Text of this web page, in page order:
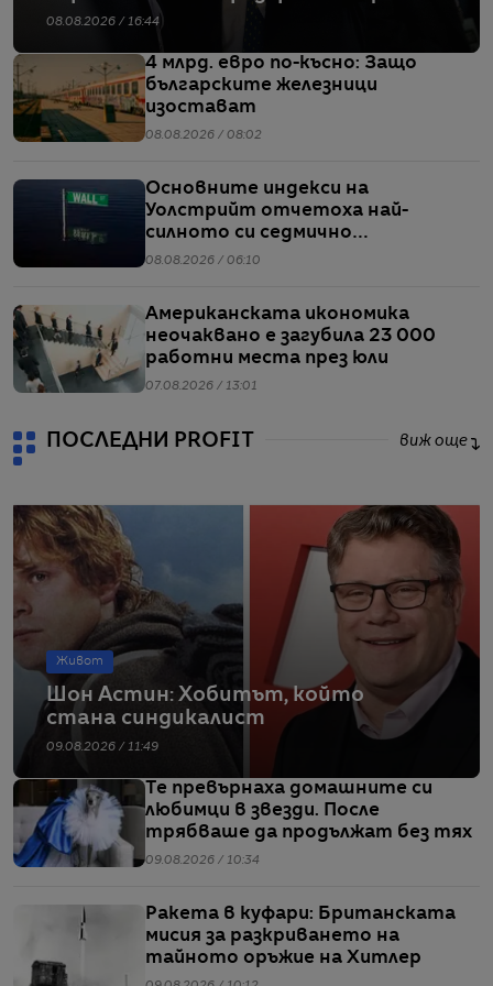
08.08.2026 / 16:44
4 млрд. евро по-късно: Защо
българските железници
изостават
08.08.2026 / 08:02
Основните индекси на
Уолстрийт отчетоха най-
силното си седмично
представяне от април насам
08.08.2026 / 06:10
Американската икономика
неочаквано е загубила 23 000
работни места през юли
07.08.2026 / 13:01
ПОСЛЕДНИ PROFIT виж още
Живот
Шон Астин: Хобитът, който
стана синдикалист
09.08.2026 / 11:49
Те превърнаха домашните си
любимци в звезди. После
трябваше да продължат без тях
09.08.2026 / 10:34
Ракета в куфари: Британската
мисия за разкриването на
тайното оръжие на Хитлер